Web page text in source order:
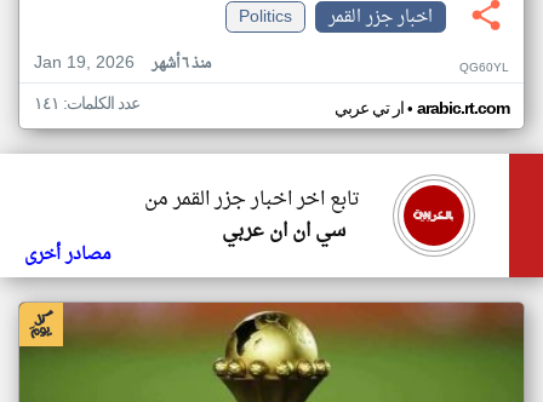
اخبار جزر القمر
Politics
Jan 19, 2026
منذ ٦ أشهر QG60YL
ار تي عربي• arabic.rt.com عدد الكلمات: ١٤١
تابع اخر اخبار جزر القمر من
سي ان ان عربي
مصادر أخرى